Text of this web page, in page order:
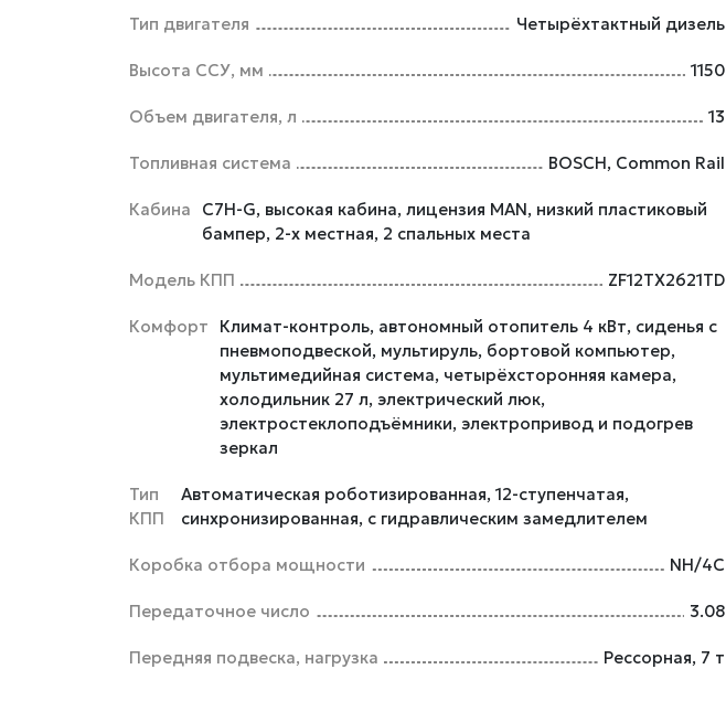
Тип двигателя Четырёхтактный дизель
Высота ССУ, мм 1150
Объем двигателя, л 13
Топливная система BOSCH, Common Rail
Кабина
C7H-G, высокая кабина, лицензия MAN, низкий пластиковый
бампер, 2-х местная, 2 спальных места
Модель КПП ZF12TX2621TD
Комфорт
Климат-контроль, автономный отопитель 4 кВт, сиденья с
пневмоподвеской, мультируль, бортовой компьютер,
мультимедийная система, четырёхсторонняя камера,
холодильник 27 л, электрический люк,
электростеклоподъёмники, электропривод и подогрев
зеркал
Тип
КПП
Автоматическая роботизированная, 12-ступенчатая,
синхронизированная, с гидравлическим замедлителем
Коробка отбора мощности NH/4C
Передаточное число 3.08
Передняя подвеска, нагрузка Рессорная, 7 т